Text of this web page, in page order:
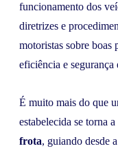
funcionamento dos
diretrizes e
motoristas sobre boas
eficiência e
É muito mais do que
estabelecida se torna a
frota, guiando desde